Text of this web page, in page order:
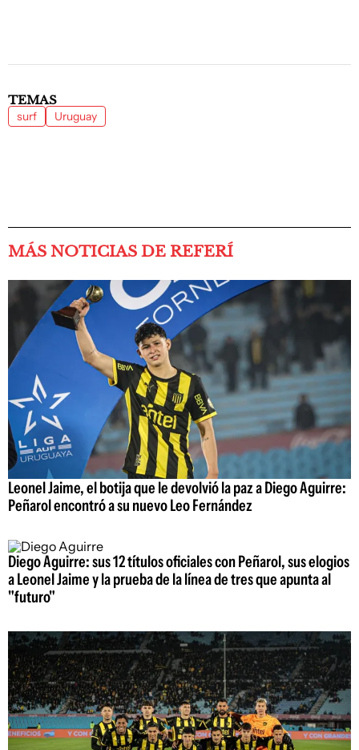
TEMAS
surf Uruguay
MÁS NOTICIAS DE REFERÍ
Leonel Jaime, el botija que le devolvió la paz a Diego Aguirre:
Peñarol encontró a su nuevo Leo Fernández
Diego Aguirre: sus 12 títulos oficiales con Peñarol, sus elogios
a Leonel Jaime y la prueba de la línea de tres que apunta al
"futuro"